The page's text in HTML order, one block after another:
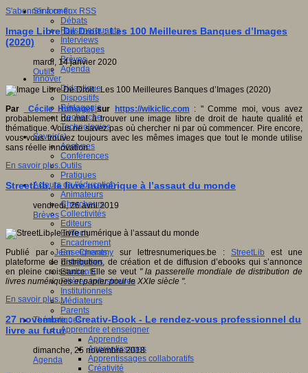
S'informer
Débats
Faits marquants
Interviews
Reportages
Brèves
Agenda
Innover
Didactique
Dispositifs
Pédagogie
Recherche
Technologies
Savoir(s)
Analyses
Conférences
Outils
Pratiques
Acteurs de l'éducation
Animateurs
Chercheurs
Collectivités
Editeurs
EdTech
Encadrement
Enseignants
Entreprises
Etudiants
Filières industrielles
Institutionnels
Médiateurs
Parents
Thématiques
Apprendre et enseigner
Apprendre
Apprentissages
Apprentissages collaboratifs
Créativité
S'abonner à ce flux RSS
Image Libre De Droit : Les 100 Meilleures Banques d’Images
(2020)
mardi, 14 janvier 2020
Outils
Par Cécile Hufnagelsur https://wikiclic.com : " Comme moi, vous avez
probablement du mal à trouver une image libre de droit de haute qualité et
thématique. Vous ne savez pas où chercher ni par où commencer. Pire encore,
vous vous trouvez toujours avec les mêmes images que tout le monde utilise
sans réelle innovation.
En savoir plus...
StreetLib, le livre numérique à l’assaut du monde
vendredi, 26 avril 2019
Brèves
Publié parJean Cheramy sur lettresnumeriques.be : StreetLib est une
plateforme de distribution, de création et de diffusion d’ebooks qui s’annonce
en pleine croissance. Elle se veut "la passerelle mondiale de distribution de
livres numériques et papier pour le XXIe siècle ".
En savoir plus...
27 novembre : Creativ-Book - Le rendez-vous professionnel du
livre au futur
dimanche, 25 novembre 2018
Agenda